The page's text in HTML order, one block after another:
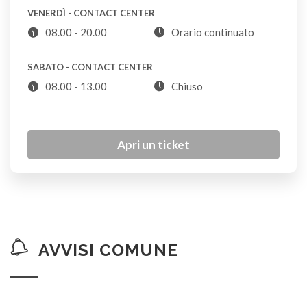
Bottoni
Bucce (di alimenti)
Bulloni
VL
VENERDÌ - CONTACT CENTER
08.00 - 20.00 Orario continuato
SABATO - CONTACT CENTER
08.00 - 13.00 Chiuso
Apri un ticket
AVVISI COMUNE